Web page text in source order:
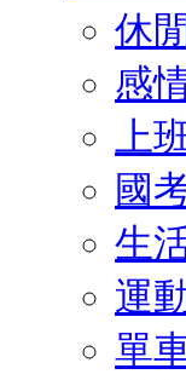
休
感
上
國
生
運
單